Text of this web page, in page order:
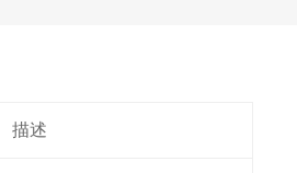
描述